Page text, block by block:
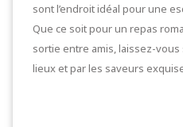
sont l’endroit idéal pour une
Que ce soit pour un repas
sortie entre amis, laissez-
lieux et par les saveurs